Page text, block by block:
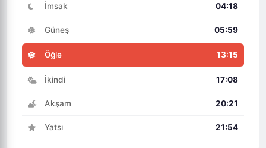
İmsak 04:18
Güneş 05:59
Öğle 13:15
İkindi 17:08
Akşam 20:21
Yatsı 21:54